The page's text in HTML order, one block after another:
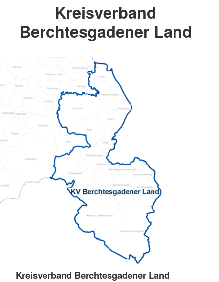
Kreisverband
Berchtesgadener Land
Kreisverband Berchtesgadener Land